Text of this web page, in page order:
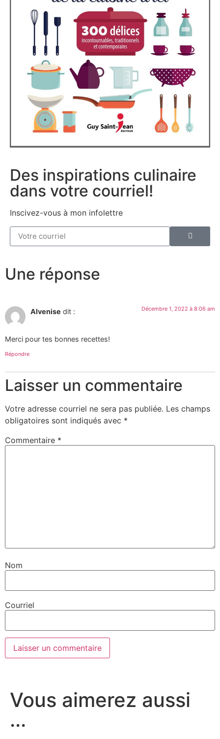
Des inspirations culinaire
dans votre courriel!
Inscivez-vous à mon infolettre
Une réponse
Alvenise dit : Décembre 1, 2022 à 8:06 am
Merci pour tes bonnes recettes!
Répondre
Laisser un commentaire
Votre adresse courriel ne sera pas publiée. Les champs
obligatoires sont indiqués avec *
Commentaire *
Nom
Courriel
Vous aimerez aussi
...